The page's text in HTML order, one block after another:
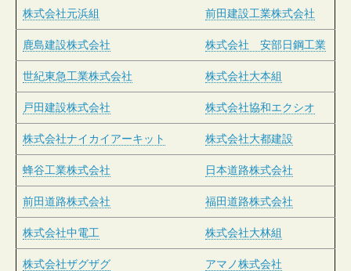
株式会社元浜組 前田建設工業株式会社
鹿島建設株式会社 株式会社 安部日鋼工業
世紀東急工業株式会社 株式会社大本組
戸田建設株式会社 株式会社協和エクシオ
株式会社ナイカイアーキット 株式会社大都建設
蜂谷工業株式会社 日本道路株式会社
前田道路株式会社 福田道路株式会社
株式会社中電工 株式会社大林組
株式会社ザグザグ アマノ株式会社